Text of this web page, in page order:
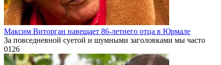
Максим Виторган навещает 86-летнего отца в Юрмале
За повседневной суетой и шумными заголовками мы часто
0126